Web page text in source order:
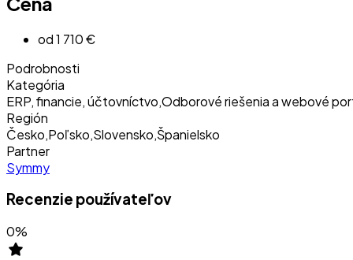
od 1 710 €
Podrobnosti
Kategória
ERP, financie, účtovníctvo,Odborové riešenia a webové
Región
Česko,Poľsko,Slovensko,Španielsko
Partner
Symmy
Recenzie používateľov
0%